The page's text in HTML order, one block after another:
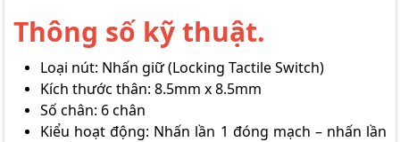
Thông số kỹ thuật.
Loại nút: Nhấn giữ (Locking Tactile Switch)
Kích thước thân: 8.5mm x 8.5mm
Số chân: 6 chân
Kiểu hoạt động: Nhấn lần 1 đóng mạch – nhấn lần